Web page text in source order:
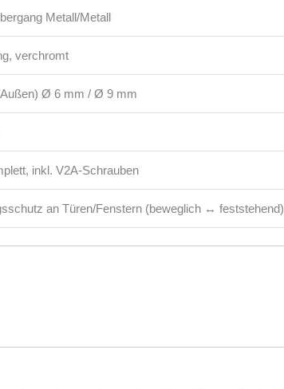
Metall/Metall
verchromt
Ø 6 mm / Ø 9 mm
inkl. V2A-Schrauben
an Türen/Fenstern (beweglich ↔ feststehend)